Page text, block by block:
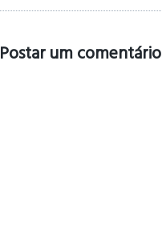
Postar um comentário